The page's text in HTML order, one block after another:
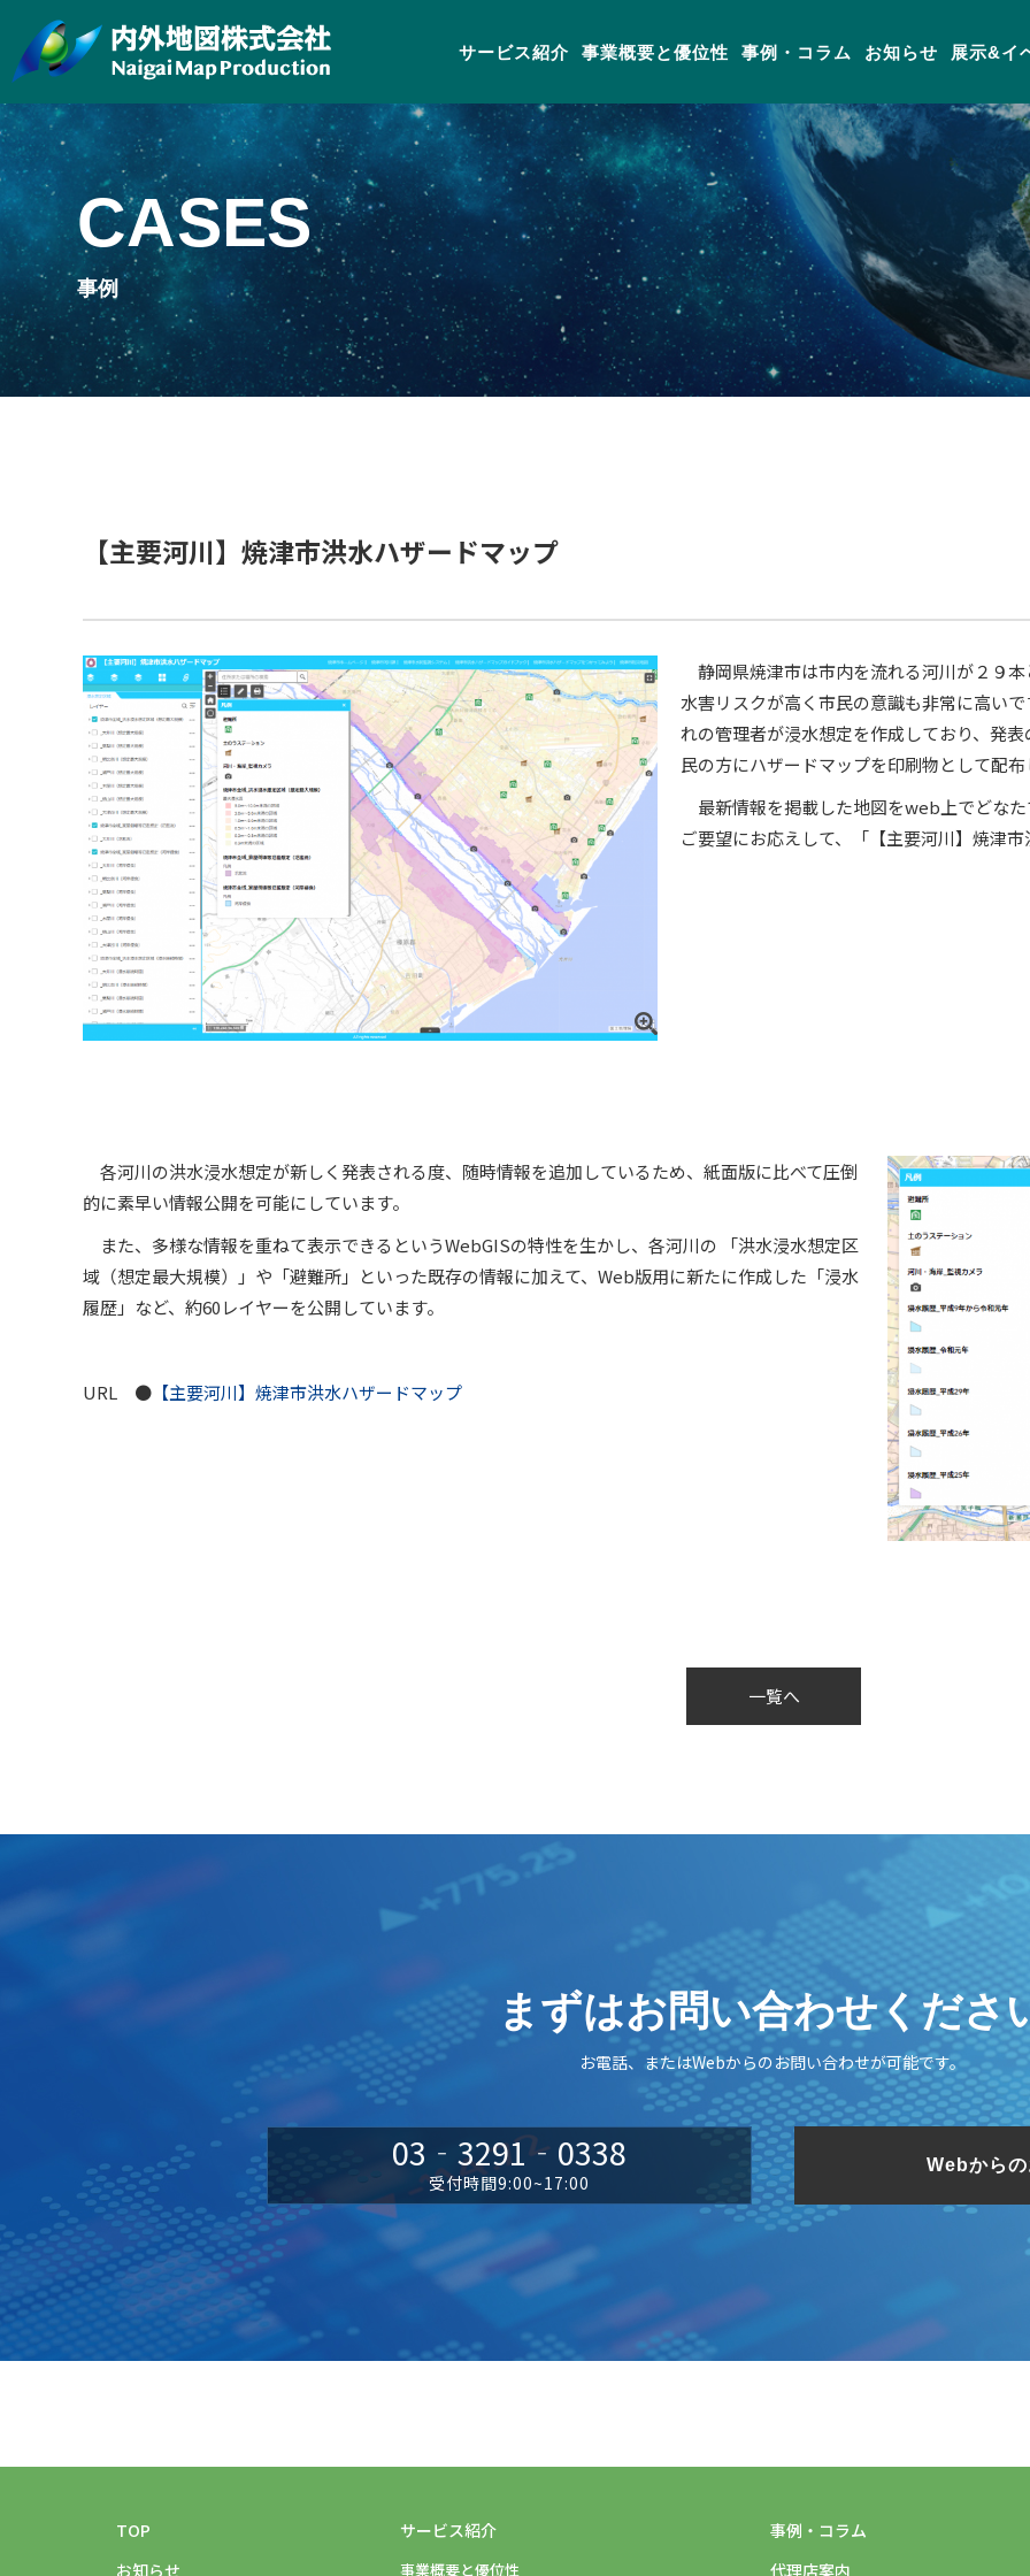
サービス紹介 事業概要と優位性 事例・コラム お知らせ 展示&イ
CASES
事例
【主要河川】焼津市洪水ハザードマップ
静岡県焼津市は市内を流れる河川が２９
水害リスクが高く市民の意識も非常に高い
れの管理者が浸水想定を作成しており、発
民の方にハザードマップを印刷物として配
最新情報を掲載した地図をweb上でどな
ご要望にお応えして、「【主要河川】焼津
各河川の洪水浸水想定が新しく発表される度、随時情報を追加しているため、紙面版に比べて圧倒
的に素早い情報公開を可能にしています。
また、多様な情報を重ねて表示できるというWebGISの特性を生かし、各河川の 「洪水浸水想定区
域（想定最大規模）」や「避難所」といった既存の情報に加えて、Web版用に新たに作成した「浸水
履歴」など、約60レイヤーを公開しています。
URL ● 【主要河川】焼津市洪水ハザードマップ
一覧へ
まずはお問い合わせくださ
お電話、またはWebからのお問い合わせが可能です。
03‐3291‐0338
受付時間9:00~17:00
Webから
TOP
お知らせ
サービス紹介
事業概要と優位性
事例・コラム
代理店案内